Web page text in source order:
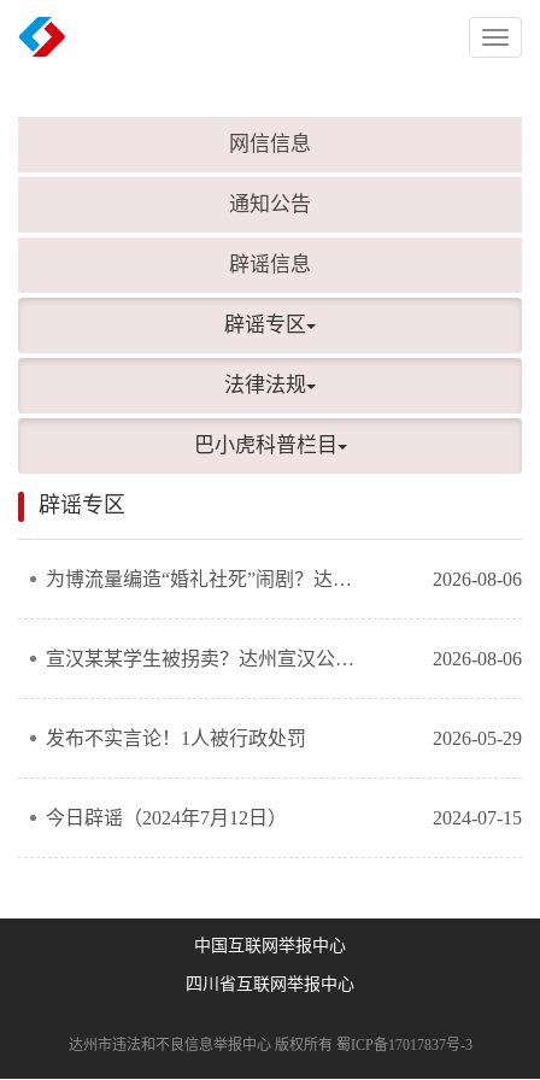
Toggle
网信信息
通知公告
辟谣信息
辟谣专区
法律法规
巴小虎科普栏目
辟谣专区
为博流量编造“婚礼社死”闹剧？达州通川一男子被行政拘留 2026-08-06
宣汉某某学生被拐卖？达州宣汉公安查处一起散布网络谣言案 2026-08-06
发布不实言论！1人被行政处罚 2026-05-29
今日辟谣（2024年7月12日） 2024-07-15
中国互联网举报中心
四川省互联网举报中心
达州市违法和不良信息举报中心 版权所有 蜀ICP备17017837号-3